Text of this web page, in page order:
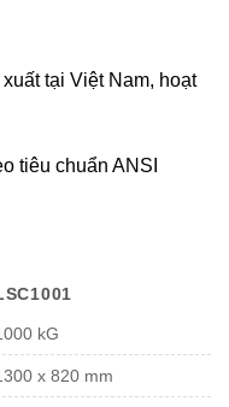
tại Việt Nam, hoạt
tiêu chuẩn ANSI
kG
x 820 mm